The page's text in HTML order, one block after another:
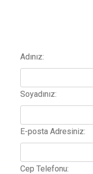
Adınız:
Soyadınız:
E-posta Adresiniz:
Cep Telefonu: